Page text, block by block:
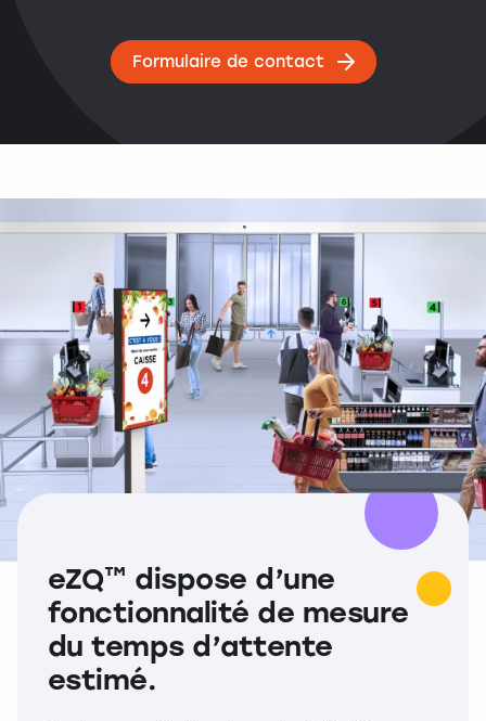
Formulaire de contact
eZQ™ dispose d’une
fonctionnalité de mesure
du temps d’attente
estimé.